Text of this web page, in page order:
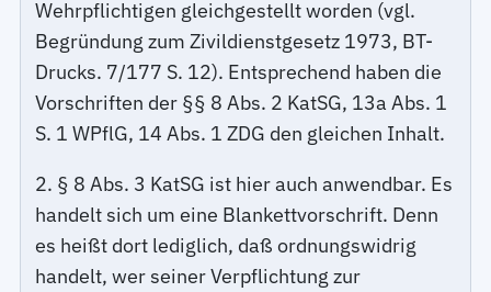
Wehrpflichtigen gleichgestellt worden (vgl.
Begründung zum Zivildienstgesetz 1973, BT-
Drucks. 7/177 S. 12). Entsprechend haben die
Vorschriften der §§ 8 Abs. 2 KatSG, 13a Abs. 1
S. 1 WPflG, 14 Abs. 1 ZDG den gleichen Inhalt.
2. § 8 Abs. 3 KatSG ist hier auch anwendbar. Es
handelt sich um eine Blankettvorschrift. Denn
es heißt dort lediglich, daß ordnungswidrig
handelt, wer seiner Verpflichtung zur